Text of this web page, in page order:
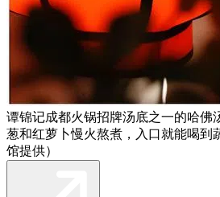
谭锦记成都火锅招牌汤底之一的哈佛
葱和红萝卜慢火熬煮，入口就能喝到
馆提供）